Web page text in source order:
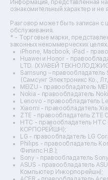
Ремонт
Ремонт видеокамер
Ремонт эхолотов
Ремонт 3d-принтеров
Ремонт прицелов
Ремонт винных шкафов
Ремонт выпрямителей
Ремонт сушилок для рук
Ремонт дальномеров
Ремонт снегоуборщиков
Информация, представленная
ознакомительный характер и не
Разговор может быть записан с
обслуживания.
* - Торговые марки,
законных некоммерческих целях.
iPhone, Macbook, iPad -
Huawei и Honor -
LTD. (ХУАВЕЙ
Samsung –
(Самсунг Электроникс Ко.,
MEIZU - правообладатель
Nokia - правообладатель
Lenovo - правообладатель
Xiaomi - правообладатель
ZTE - правообладатель ZTE
HTC - правообладатель
КОРПОРЕЙШН);
LG - правообладатель LG
Philips - правообладатель
Филипс Н.В.);
Sony - правообладатель
ASUS - правообладатель
Компьютер Инкорпорейшн);